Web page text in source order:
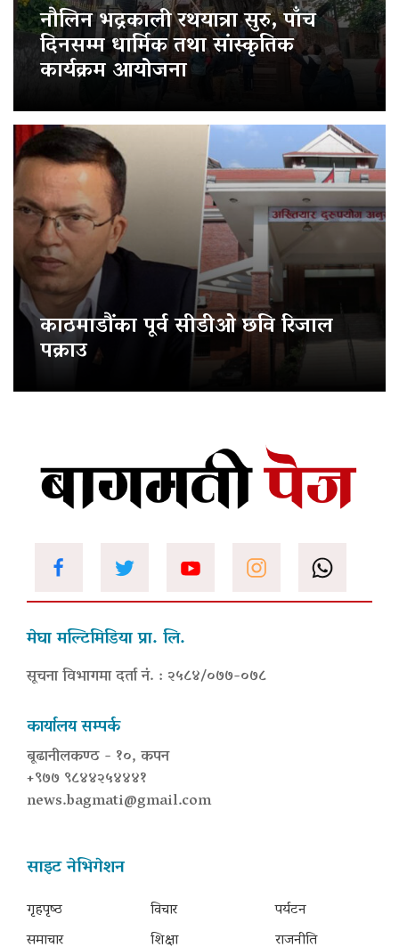
नौलिन भद्रकाली रथयात्रा सुरु, पाँच
दिनसम्म धार्मिक तथा सांस्कृतिक
कार्यक्रम आयोजना
काठमाडौंका पूर्व सीडीओ छवि रिजाल
पक्राउ
मेघा मल्टिमिडिया प्रा. लि.
सूचना विभागमा दर्ता नं. : २५८४/०७७-०७८
कार्यालय सम्पर्क
बूढानीलकण्ठ - १०, कपन
+९७७ ९८४४२५४४४१
news.bagmati@gmail.com
साइट नेभिगेशन
गृहपृष्‍ठ
समाचार
विचार
शिक्षा
पर्यटन
राजनीति